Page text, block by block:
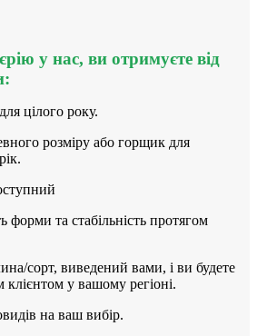
у нас, ви отримуєте від
цілого року.
розміру або горщик для
форми та стабільність протягом
сорт, виведений вами, і ви будете
у вашому регіоні.
на ваш вибір.